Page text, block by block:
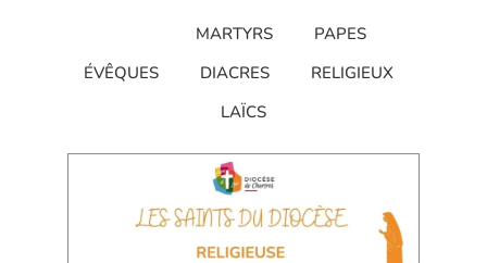
MARTYRS
PAPES
ÉVÊQUES
DIACRES
RELIGIEUX
LAÏCS